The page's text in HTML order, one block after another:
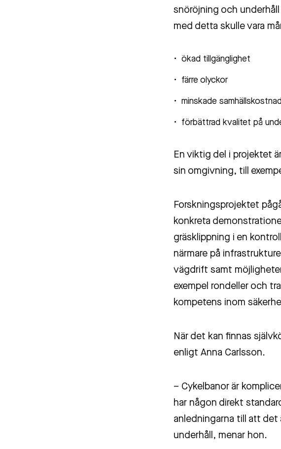
snöröjning och
med detta skulle vara
ökad tillgänglighet
färre olyckor
minskade
förbättrad kvalitet på
En viktig del i projektet
sin omgivning, till
Forskningsprojektet
konkreta
gräsklippning i en
närmare på
vägdrift samt
exempel rondeller och
kompetens inom
När det kan finnas
enligt Anna Carlsson.
– Cykelbanor är
har någon direkt
anledningarna till att
underhåll, menar hon.